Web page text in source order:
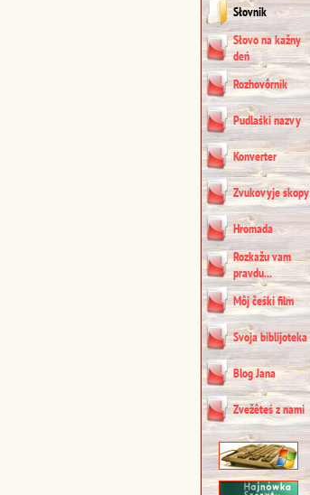
Słovnik
Słovo na kažny
deń
Rozhovôrnik
Pudlaśki nazvy
Konverter
Zvukovyje skopy
Hromada
Rozkažu vam
pravdu...
Môj čeśki film
Svoja biblijoteka
Blog Jana
Zvežêteś z nami